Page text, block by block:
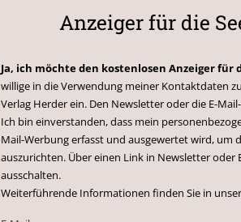
Anzeiger für die
Ja, ich möchte den kostenlosen Anzeiger
willige in die Verwendung meiner Kontaktdaten
Verlag Herder ein. Den Newsletter oder die E-
Ich bin einverstanden, dass mein
Mail-Werbung erfasst und ausgewertet wird, um
auszurichten. Über einen Link in Newsletter oder
ausschalten.
Weiterführende Informationen finden Sie in